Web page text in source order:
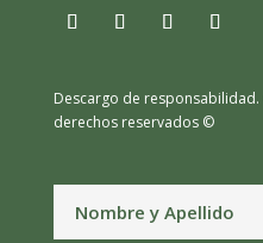
Descargo de responsabilidad.
derechos reservados ©